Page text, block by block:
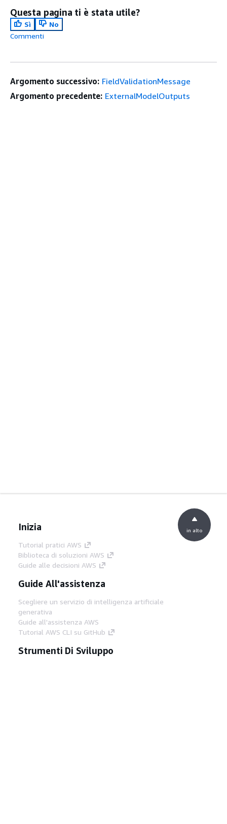
Questa pagina ti è stata utile?
Sì
No
Commenti
Argomento successivo: FieldValidationMessage
Argomento precedente: ExternalModelOutputs
Inizia
Tutorial pratici AWS
Biblioteca di soluzioni AWS
Guide alle decisioni AWS
Guide All'assistenza
Scegliere un servizio di intelligenza artificiale
generativa
Guide all'assistenza AWS
Tutorial AWS CLI su GitHub
Strumenti Di Sviluppo
in alto